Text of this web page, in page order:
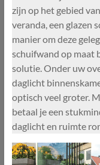
zijn op het gebied
veranda, een glazen
manier om deze
schuifwand op maat
solutie. Onder uw
daglicht
optisch veel groter.
betaal je een
daglicht en ruimte